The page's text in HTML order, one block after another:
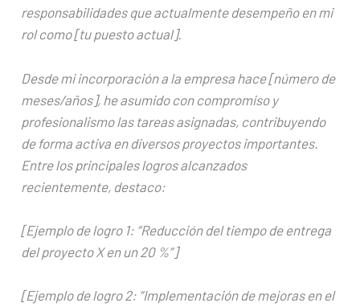
responsabilidades que actualmente desempeño en mi
rol como [tu puesto actual].
Desde mi incorporación a la empresa hace [número de
meses/años], he asumido con compromiso y
profesionalismo las tareas asignadas, contribuyendo
de forma activa en diversos proyectos importantes.
Entre los principales logros alcanzados
recientemente, destaco:
[Ejemplo de logro 1: “Reducción del tiempo de entrega
del proyecto X en un 20 %”]
[Ejemplo de logro 2: “Implementación de mejoras en el